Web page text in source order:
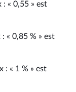
: « 0,55 » est
« 0,85 % » est
: « 1 % » est